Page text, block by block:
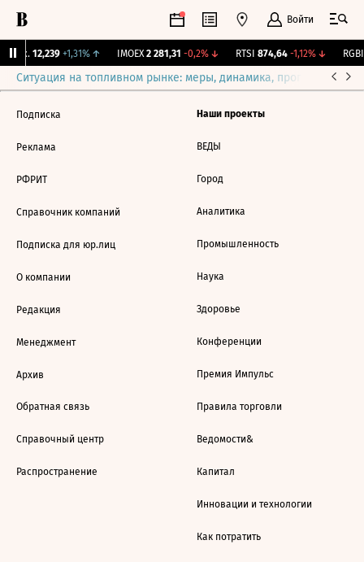
Войти
12,239 +1,31%↑ IMOEX 2 281,31 -0,2%↓ RTSI 874,64 -1,12%↓ RGBI
Ситуация на топливном рынке: меры, динамика, прогнозы
Подписка
Реклама
РФРИТ
Справочник компаний
Подписка для юр.лиц
О компании
Редакция
Менеджмент
Архив
Обратная связь
Справочный центр
Распространение
Наши проекты
ВЕДЫ
Город
Аналитика
Промышленность
Наука
Здоровье
Конференции
Премия Импульс
Правила торговли
Ведомости&
Капитал
Инновации и технологии
Как потратить